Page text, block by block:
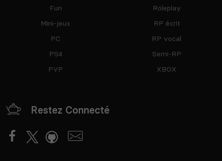
Fun
Mini-jeux
PC
PS4
PVP
Roleplay
RP écrit
RP vocal
Semi-RP
XBOX
Restez Connecté